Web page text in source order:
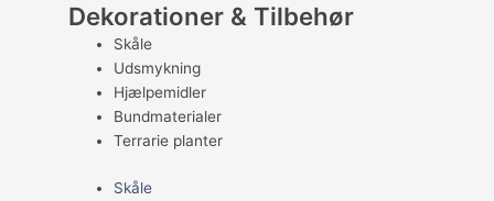
Dekorationer & Tilbehør
Skåle
Udsmykning
Hjælpemidler
Bundmaterialer
Terrarie planter
Skåle